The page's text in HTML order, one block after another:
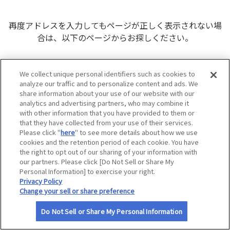
再度アドレスを入力してもページが正しく表示されない場
合は、以下のページからお探しください。
会員優待
ドライブ
プレゼント
JAF（日本自動車連盟）
We collect unique personal identifiers such as cookies to
analyze our traffic and to personalize content and ads. We
share information about your use of our website with our
analytics and advertising partners, who may combine it
with other information that you have provided to them or
that they have collected from your use of their services.
Please click "here" to see more details about how we use
cookies and the retention period of each cookie. You have
the right to opt out of our sharing of your information with
our partners. Please click [Do Not Sell or Share My
Personal Information] to exercise your right.
Privacy Policy
Change your sell or share preference
Do Not Sell or Share My Personal Information